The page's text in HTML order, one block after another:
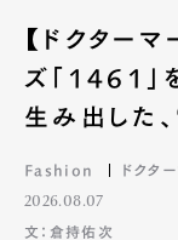
【ドクター
ズ「1461」
生み出した
Fashion ドクタ
2026.08.07
文：倉持佑次